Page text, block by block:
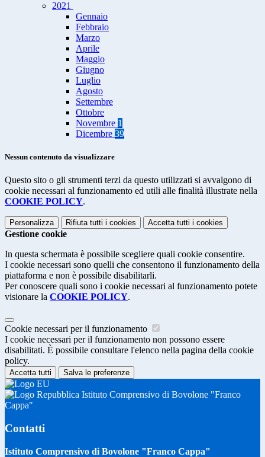
2021
Gennaio
Febbraio
Marzo
Aprile
Maggio
Giugno
Luglio
Agosto
Settembre
Ottobre
Novembre 1
Dicembre 39
Nessun contenuto da visualizzare
Questo sito o gli strumenti terzi da questo utilizzati si avvalgono di
cookie necessari al funzionamento ed utili alle finalità illustrate nella
COOKIE POLICY.
Personalizza Rifiuta tutti i cookies Accetta tutti i cookies
Gestione cookie
In questa schermata è possibile scegliere quali cookie consentire.
I cookie necessari sono quelli che consentono il funzionamento della
piattaforma e non è possibile disabilitarli.
Per conoscere quali sono i cookie necessari al funzionamento potete
visionare la COOKIE POLICY.
Cookie necessari per il funzionamento
I cookie necessari per il funzionamento non possono essere
disabilitati. È possibile consultare l'elenco nella pagina della cookie
policy.
Accetta tutti Salva le preferenze
Istituto Comprensivo di Bovolone "Franco
Cappa"
Contatti
Istituto Comprensivo di Bovolone "Franco Cappa"